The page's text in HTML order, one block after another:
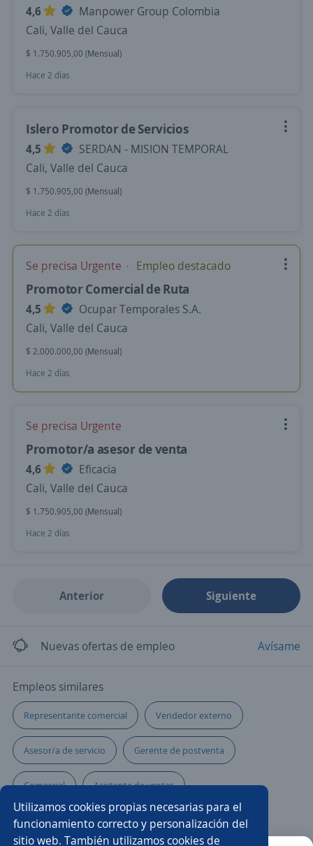
Utilizamos cookies propias necesarias para el
funcionamiento correcto y personalización del
sitio web. También utilizamos cookies de
4,6
Manpower Group Colombia
Cali, Valle del Cauca
$ 1.750.905,00 (Mensual)
Hace 2 días
Islero Promotor de Servicios
4,5
SERDAN - MISION TEMPORAL
Cali, Valle del Cauca
$ 1.750.905,00 (Mensual)
Hace 2 días
Se precisa Urgente Empleo destacado
Promotor Comercial de Ruta
4,5
Ocupar Temporales S.A.
Cali, Valle del Cauca
$ 2.000.000,00 (Mensual)
Hace 2 días
Se precisa Urgente
Promotor/a asesor de venta
4,6
Eficacia
Cali, Valle del Cauca
$ 1.750.905,00 (Mensual)
Hace 2 días
Anterior Siguiente
Nuevas ofertas de empleo Avísame
Empleos similares
Representante comercial Vendedor externo
Asesor/a de servicio Gerente de postventa
Comercial Asistente de ventas
Representante en ventas Auxiliar